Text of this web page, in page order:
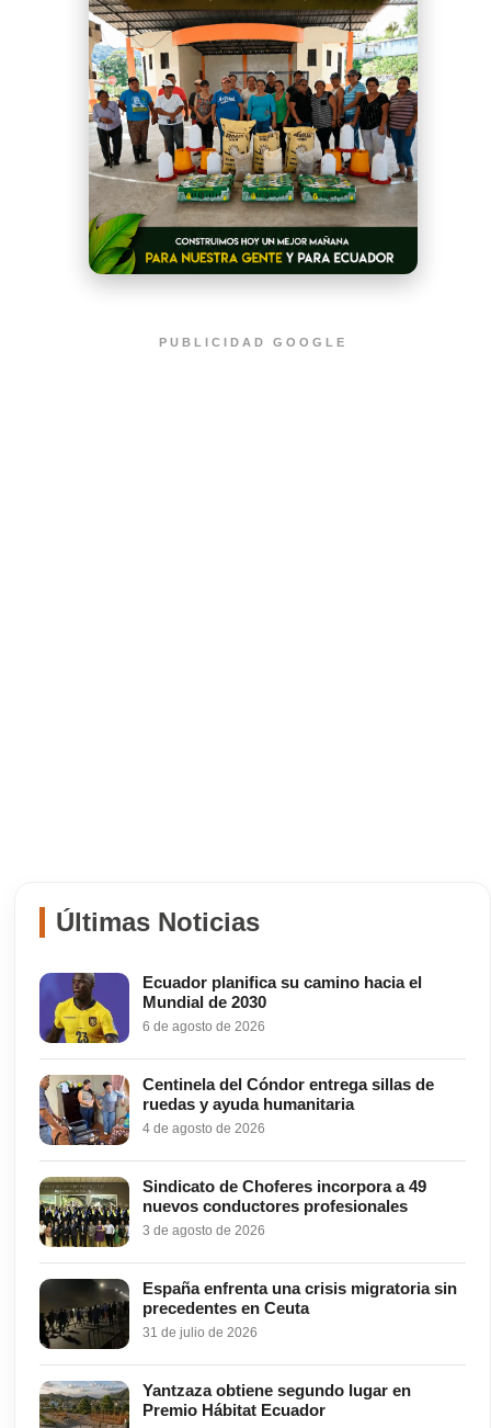
PUBLICIDAD GOOGLE
Últimas Noticias
Ecuador planifica su camino hacia el
Mundial de 2030
6 de agosto de 2026
Centinela del Cóndor entrega sillas de
ruedas y ayuda humanitaria
4 de agosto de 2026
Sindicato de Choferes incorpora a 49
nuevos conductores profesionales
3 de agosto de 2026
España enfrenta una crisis migratoria sin
precedentes en Ceuta
31 de julio de 2026
Yantzaza obtiene segundo lugar en
Premio Hábitat Ecuador